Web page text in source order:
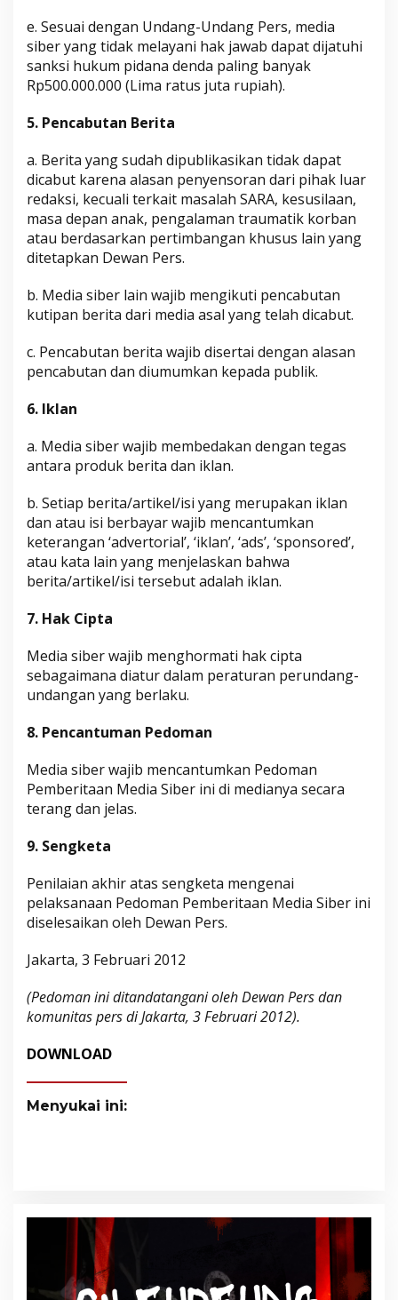
e. Sesuai dengan Undang-Undang Pers, media
siber yang tidak melayani hak jawab dapat dijatuhi
sanksi hukum pidana denda paling banyak
Rp500.000.000 (Lima ratus juta rupiah).
5. Pencabutan Berita
a. Berita yang sudah dipublikasikan tidak dapat
dicabut karena alasan penyensoran dari pihak luar
redaksi, kecuali terkait masalah SARA, kesusilaan,
masa depan anak, pengalaman traumatik korban
atau berdasarkan pertimbangan khusus lain yang
ditetapkan Dewan Pers.
b. Media siber lain wajib mengikuti pencabutan
kutipan berita dari media asal yang telah dicabut.
c. Pencabutan berita wajib disertai dengan alasan
pencabutan dan diumumkan kepada publik.
6. Iklan
a. Media siber wajib membedakan dengan tegas
antara produk berita dan iklan.
b. Setiap berita/artikel/isi yang merupakan iklan
dan atau isi berbayar wajib mencantumkan
keterangan ‘advertorial’, ‘iklan’, ‘ads’, ‘sponsored’,
atau kata lain yang menjelaskan bahwa
berita/artikel/isi tersebut adalah iklan.
7. Hak Cipta
Media siber wajib menghormati hak cipta
sebagaimana diatur dalam peraturan perundang-
undangan yang berlaku.
8. Pencantuman Pedoman
Media siber wajib mencantumkan Pedoman
Pemberitaan Media Siber ini di medianya secara
terang dan jelas.
9. Sengketa
Penilaian akhir atas sengketa mengenai
pelaksanaan Pedoman Pemberitaan Media Siber ini
diselesaikan oleh Dewan Pers.
Jakarta, 3 Februari 2012
(Pedoman ini ditandatangani oleh Dewan Pers dan
komunitas pers di Jakarta, 3 Februari 2012).
DOWNLOAD
Menyukai ini: